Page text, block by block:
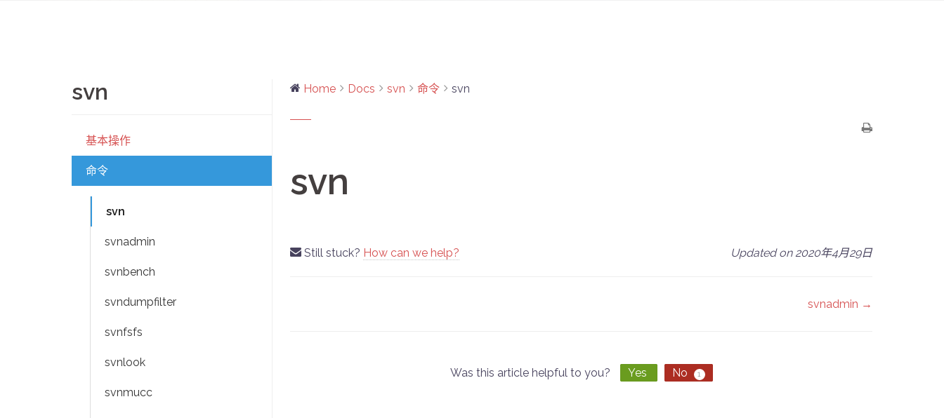
svn
基本操作
命令
svn
svnadmin
svnbench
svndumpfilter
svnfsfs
svnlook
svnmucc
Home Docs svn 命令 svn
svn
Still stuck? How can we help? Updated on 2020年4月29日
svnadmin →
Was this article helpful to you? Yes No 1